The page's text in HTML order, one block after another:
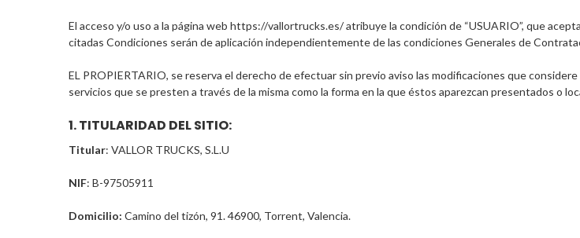
El acceso y/o uso a la página web https://vallortrucks.es/ atribuye la condición de “USUARIO”, que
citadas Condiciones serán de aplicación independientemente de las condiciones Generales de
EL PROPIERTARIO, se reserva el derecho de efectuar sin previo aviso las modificaciones que
servicios que se presten a través de la misma como la forma en la que éstos aparezcan presentados o
1. TITULARIDAD DEL SITIO:
Titular: VALLOR TRUCKS, S.L.U
NIF: B-97505911
Domicilio: Camino del tizón, 91. 46900, Torrent, Valencia.